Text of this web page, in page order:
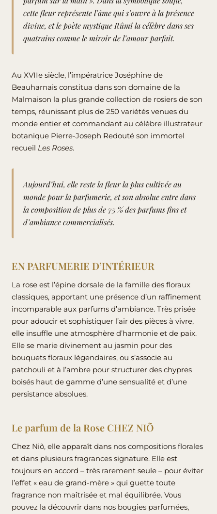
cette fleur représente l’âme qui s’ouvre à la présence
divine, et le poète mystique Rûmî la célèbre dans ses
quatrains comme le miroir de l’amour parfait.
Au XVIIe siècle, l’impératrice Joséphine de
Beauharnais constitua dans son domaine de la
Malmaison la plus grande collection de rosiers de son
temps, réunissant plus de 250 variétés venues du
monde entier et commandant au célèbre illustrateur
botanique Pierre-Joseph Redouté son immortel
recueil Les Roses.
Aujourd’hui, elle reste la fleur la plus cultivée au
monde pour la parfumerie, et son absolue entre dans
la composition de plus de 75 % des parfums fins et
d’ambiance commercialisés.
EN PARFUMERIE D’INTÉRIEUR
La rose est l’épine dorsale de la famille des floraux
classiques, apportant une présence d’un raffinement
incomparable aux parfums d’ambiance. Très prisée
pour adoucir et sophistiquer l’air des pièces à vivre,
elle insuffle une atmosphère d’harmonie et de paix.
Elle se marie divinement au jasmin pour des
bouquets floraux légendaires, ou s’associe au
patchouli et à l’ambre pour structurer des chypres
boisés haut de gamme d’une sensualité et d’une
persistance absolues.
Le parfum de la Rose CHEZ NIÕ
Chez Niõ, elle apparaît dans nos compositions florales
et dans plusieurs fragrances signature. Elle est
toujours en accord – très rarement seule – pour éviter
l’effet « eau de grand-mère » qui guette toute
fragrance non maîtrisée et mal équilibrée. Vous
pouvez la découvrir dans nos bougies parfumées,